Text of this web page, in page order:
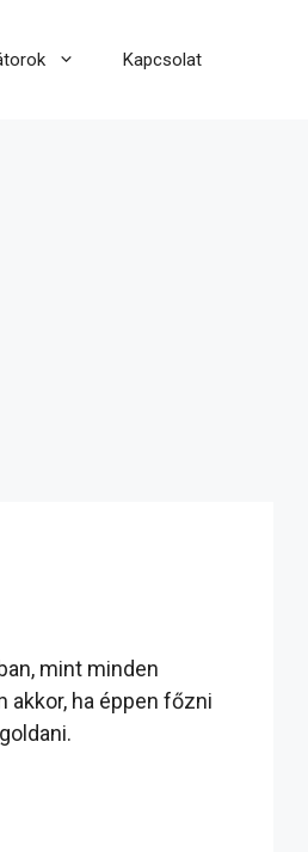
Kapcsolat
mint minden
ha éppen főzni